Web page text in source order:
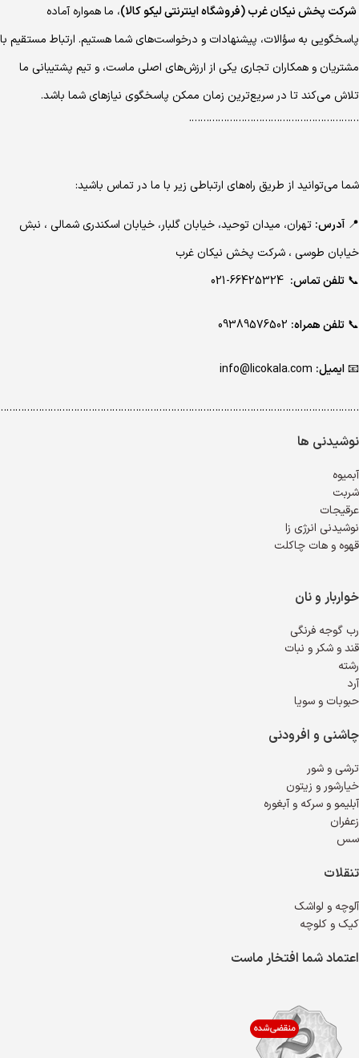
شرکت پخش نیکان غرب (فروشگاه اینترنتی لیکو کالا)، ما همواره آماده
پاسخگویی به سؤالات، پیشنهادات و درخواست‌های شما هستیم. ارتباط مستقیم با
مشتریان و همکاران تجاری یکی از ارزش‌های اصلی ماست، و تیم پشتیبانی ما
تلاش می‌کند تا در سریع‌ترین زمان ممکن پاسخگوی نیازهای شما باشد.
………………………………………………….
شما می‌توانید از طریق راه‌های ارتباطی زیر با ما در تماس باشید:
📍 آدرس: تهران، میدان توحید، خیابان گلبار، خیابان اسکندری شمالی ، نبش
خیابان طوسی ، شرکت پخش نیکان غرب
📞 تلفن تماس:
📞 تلفن همراه:
📧ایمیل:
نوشیدنی ها
آبمیوه
شربت
عرقیجات
نوشیدنی انرژی زا
قهوه و هات چاکلت
خواربار و نان
رب گوجه فرنگی
قند و شکر و نبات
رشته
آرد
حبوبات و سویا
چاشنی و افرودنی
ترشی و شور
خیارشور و زیتون
آبلیمو و سرکه و آبغوره
زعفران
سس
تنقلات
آلوچه و لواشک
کیک و کلوچه
اعتماد شما افتخار ماست